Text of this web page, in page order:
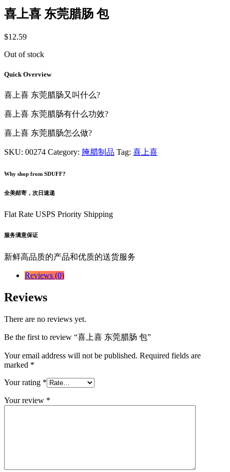
喜上喜 东莞腊肠 包
$12.59
Out of stock
Quick Overview
喜上喜 东莞腊肠又叫什么?
喜上喜 东莞腊肠有什么功效?
喜上喜 东莞腊肠怎么做?
SKU: 00274 Category: 腌腊制品 Tag: 喜上喜
Why shop from SDUFF?
全美邮寄，次日速递
Flat Rate USPS Priority Shipping
服务满意保证
新鲜高品质的产品和优质的送货服务
Reviews (0)
Reviews
There are no reviews yet.
Be the first to review “喜上喜 东莞腊肠 包”
Your email address will not be published. Required fields are
marked *
Your rating *
Your review *